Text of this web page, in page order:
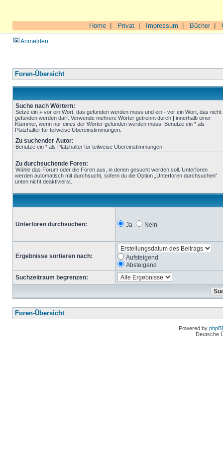
Home Privat Impressum Bücher|
Anmelden
Foren-Übersicht
Suche nach Wörtern:
Setze ein + vor ein Wort, das gefunden werden muss und ein - vor ein Wort, das nicht
gefunden werden darf. Verwende mehrere Wörter getrennt durch | innerhalb einer
Klammer, wenn nur eines der Wörter gefunden werden muss. Benutze ein * als
Platzhalter für teilweise Übereinstimmungen.
Zu suchender Autor:
Benutze ein * als Platzhalter für teilweise Übereinstimmungen.
Zu durchsuchende Foren:
Wähle das Forum oder die Foren aus, in denen gesucht werden soll. Unterforen
werden automatisch mit durchsucht, sofern du die Option „Unterforen durchsuchen“
unten nicht deaktivierst.
Unterforen durchsuchen: Ja Nein
Ergebnisse sortieren nach:
Aufsteigend
Absteigend
Suchzeitraum begrenzen:
Foren-Übersicht
Powered by
Deutsche